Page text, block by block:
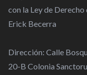
con la Ley de Derecho
Erick Becerra
Dirección: Calle
20-B Colonia